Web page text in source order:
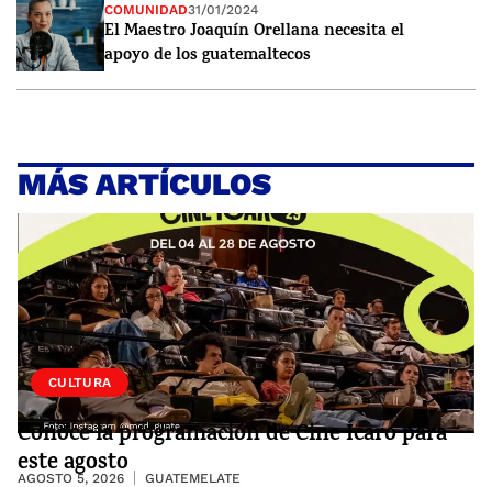
COMUNIDAD31/01/2024
El Maestro Joaquín Orellana necesita el
apoyo de los guatemaltecos
MÁS ARTÍCULOS
CULTURA
Conoce la programación de Cine Ícaro para
este agosto
AGOSTO 5, 2026 GUATEMELATE